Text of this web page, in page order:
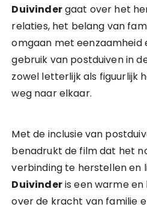
Duivindergaat over het
relaties, het belang van
omgaan met eenzaamheid
gebruik van postduiven in
zowel letterlijk als figuurlijk
weg naar elkaar.
Met de inclusie van
benadrukt de film dat het
verbinding te herstellen en
Duivinderis een warme
over de kracht van familie